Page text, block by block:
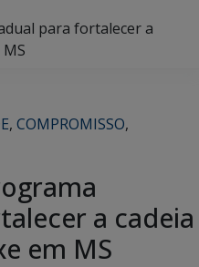
para fortalecer a
, COMPROMISSO,
a cadeia
em MS